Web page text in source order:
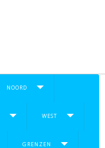
NOORD
WEST
GRENZEN